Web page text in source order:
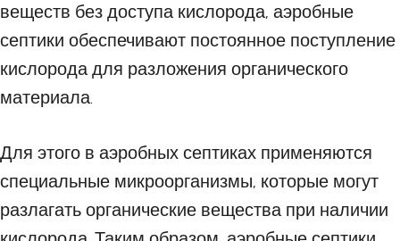
веществ без доступа кислорода, аэробные
септики обеспечивают постоянное поступление
кислорода для разложения органического
материала.
Для этого в аэробных септиках применяются
специальные микроорганизмы, которые могут
разлагать органические вещества при наличии